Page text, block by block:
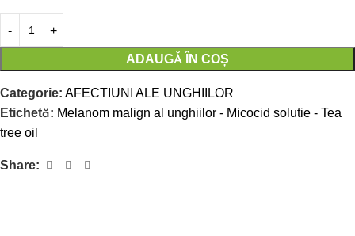
ADAUGĂ ÎN COȘ
Categorie: AFECTIUNI ALE UNGHIILOR
Etichetă: Melanom malign al unghiilor - Micocid solutie - Tea
tree oil
Share: